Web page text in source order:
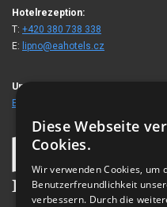
Hotelrezeption:
T: +420 380 738 338
E: lipno@eahotels.cz
Unsere Gäste besuchten auch
EA Appartements Na Filipce
Diese Webseite
Cookies.
Wir verwenden Cookies, um
Benutzerfreundlichkeit
verbessern. Durch die